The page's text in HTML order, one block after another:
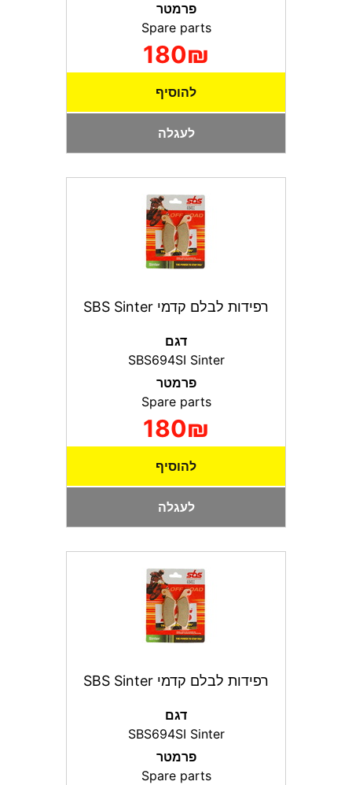
פרמטר
Spare parts
180₪
להוסיף
לעגלה
רפידות לבלם קדמי SBS Sinter
דגם
SBS694SI Sinter
פרמטר
Spare parts
180₪
להוסיף
לעגלה
רפידות לבלם קדמי SBS Sinter
דגם
SBS694SI Sinter
פרמטר
Spare parts